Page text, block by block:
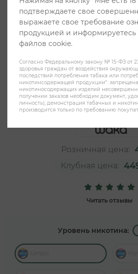
Жевательный табак
35mg X-Strong -
Розничная цена:
Клубная цена:
Читать отзывы
Уровень никотина:
подтверждаете свое
выражаете свое требование
продукцией и информируетесь
файлов cookie.
Согласно Федеральному закону № 15-ФЗ от
здоровья граждан от воздействия
последствий потребления табака или
никотинсодержащей продукции":
никотиносодержащих изделий
получении заказов необходим документ,
личность); демонстрация табачных и
производится только по требованию